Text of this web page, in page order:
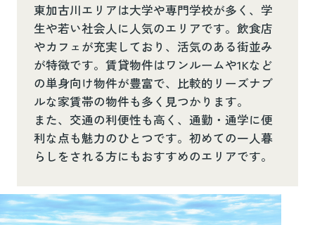
東加古川エリアは大学や専門学校が多く、学
生や若い社会人に人気のエリアです。飲食店
やカフェが充実しており、活気のある街並み
が特徴です。賃貸物件はワンルームや1Kなど
の単身向け物件が豊富で、比較的リーズナブ
ルな家賃帯の物件も多く見つかります。
また、交通の利便性も高く、通勤・通学に便
利な点も魅力のひとつです。初めての一人暮
らしをされる方にもおすすめのエリアです。